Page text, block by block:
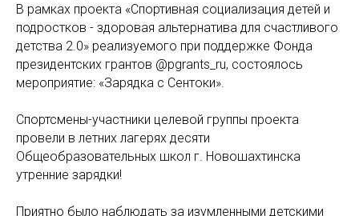
В рамках проекта «Спортивная социализация детей и
подростков - здоровая альтернатива для счастливого
детства 2.0» реализуемого при поддержке Фонда
президентских грантов @pgrants_ru, состоялось
мероприятие: «Зарядка с Сентоки».
Спортсмены-участники целевой группы проекта
провели в летних лагерях десяти
Общеобразовательных школ г. Новошахтинска
утренние зарядки!
Приятно было наблюдать за изумленными детскими